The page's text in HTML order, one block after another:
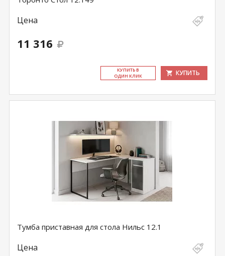
Цена
11 316
КУ­ПИТЬ В
ОДИН КЛИК
КУПИТЬ
Тумба приставная для стола Нильс 12.1
Цена